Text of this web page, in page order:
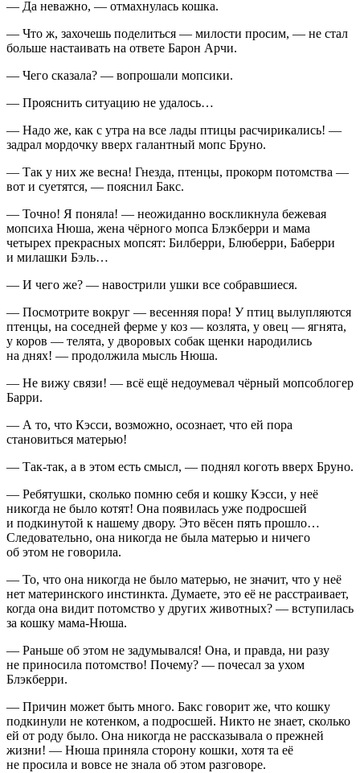
— Да неважно, — отмахнулась кошка.
— Что ж, захочешь поделиться — милости просим, — не стал
больше настаивать на ответе Барон Арчи.
— Чего сказала? — вопрошали мопсики.
— Прояснить ситуацию не удалось…
— Надо же, как с утра на все лады птицы расчирикались! —
задрал мордочку вверх галантный мопс Бруно.
— Так у них же весна! Гнезда, птенцы, прокорм потомства —
вот и суетятся, — пояснил Бакс.
— Точно! Я поняла! — неожиданно воскликнула бежевая
мопсиха Нюша, жена чёрного мопса Блэкберри и мама
четырех прекрасных мопсят: Билберри, Блюберри, Баберри
и милашки Бэль…
— И чего же? — навострили ушки все собравшиеся.
— Посмотрите вокруг — весенняя пора! У птиц вылупляются
птенцы, на соседней ферме у коз — козлята, у овец — ягнята,
у коров — телята, у дворовых собак щенки народились
на днях! — продолжила мысль Нюша.
— Не вижу связи! — всё ещё недоумевал чёрный мопсоблогер
Барри.
— А то, что Кэсси, возможно, осознает, что ей пора
становиться матерью!
— Так-так, а в этом есть смысл, — поднял коготь вверх Бруно.
— Ребятушки, сколько помню себя и кошку Кэсси, у неё
никогда не было котят! Она появилась уже подросшей
и подкинутой к нашему двору. Это вёсен пять прошло…
Следовательно, она никогда не была матерью и ничего
об этом не говорила.
— То, что она никогда не было матерью, не значит, что у неё
нет материнского инстинкта. Думаете, это её не расстраивает,
когда она видит потомство у других животных? — вступилась
за кошку мама-Нюша.
— Раньше об этом не задумывался! Она, и правда, ни разу
не приносила потомство! Почему? — почесал за ухом
Блэкберри.
— Причин может быть много. Бакс говорит же, что кошку
подкинули не котенком, а подросшей. Никто не знает, сколько
ей от роду было. Она никогда не рассказывала о прежней
жизни! — Нюша приняла сторону кошки, хотя та её
не просила и вовсе не знала об этом разговоре.